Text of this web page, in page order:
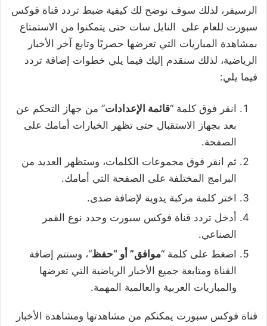
الرسيفر، لذلك سوف نوضح لك كيفية ضبط تردد قناة فوكس
سبورت للعام على النايل سات حتى يتمكنوا من الاستمتاع
بمشاهدة المباريات التي تعرضها حصريًا وتابع آخر الأخبار
الرياضية، لذلك سنقدم إليك فيما يلي خطوات إضافة تردد
فيما يلي:
انقر فوق كلمة “قائمة الإعدادات” من جهاز التحكم عن
بعد بجهاز الاستقبال حتى تظهر الخيارات أمامك على
الصفحة.
ثم انقر فوق مجموعات الكلمات، وستظهر العديد من
البرامج المختلفة على الصفحة التي أمامك.
اختر كلمة مركبة يدوية لإضافة صدى.
أدخل تردد قناة فوكس سبورت وحدد نوع القمر
الصناعي.
اضغط على كلمة “موافق” أو “حفظ“، وستتم إضافة
القناة ومتابعة جميع الأخبار الرياضية التي تعرضها
والمباريات العربية والعالمية المهمة.
قناة فوكس سبورت يمكنكم من مشاهدتها ومشاهدة الأخبار